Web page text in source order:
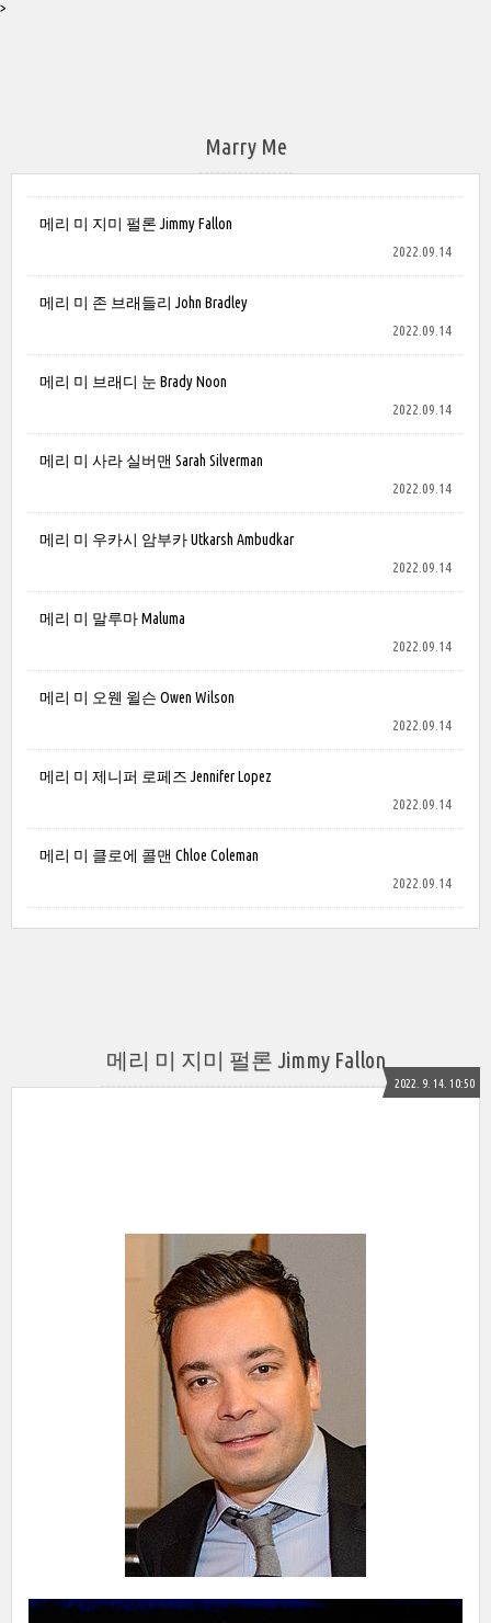
>
Marry Me
메리 미 지미 펄론 Jimmy Fallon
2022.09.14
메리 미 존 브래들리 John Bradley
2022.09.14
메리 미 브래디 눈 Brady Noon
2022.09.14
메리 미 사라 실버맨 Sarah Silverman
2022.09.14
메리 미 우카시 암부카 Utkarsh Ambudkar
2022.09.14
메리 미 말루마 Maluma
2022.09.14
메리 미 오웬 윌슨 Owen Wilson
2022.09.14
메리 미 제니퍼 로페즈 Jennifer Lopez
2022.09.14
메리 미 클로에 콜맨 Chloe Coleman
2022.09.14
메리 미 지미 펄론 Jimmy Fallon
2022. 9. 14. 10:50